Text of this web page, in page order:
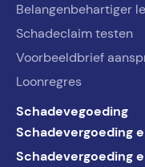
Belangenbehartiger
Schadeclaim testen
Voorbeeldbrief
Loonregres
Schadevegoeding
Schadevergoeding
Schadevergoeding